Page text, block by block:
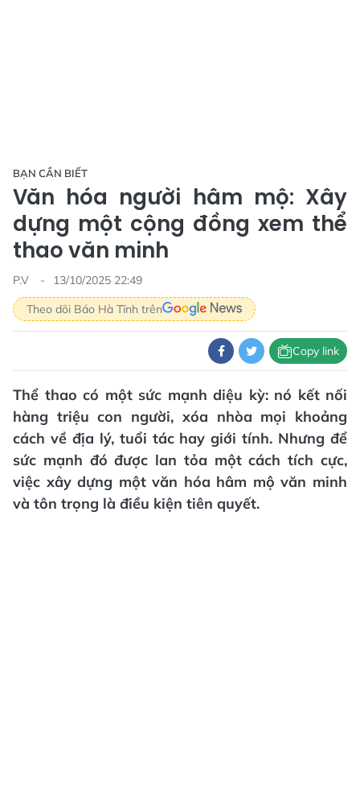
BẠN CẦN BIẾT
Văn hóa người hâm mộ: Xây
dựng một cộng đồng xem thể
thao văn minh
P.V
13/10/2025 22:49
Theo dõi Báo Hà Tĩnh trên
Copy link
Thể thao có một sức mạnh diệu kỳ: nó kết nối
hàng triệu con người, xóa nhòa mọi khoảng
cách về địa lý, tuổi tác hay giới tính. Nhưng để
sức mạnh đó được lan tỏa một cách tích cực,
việc xây dựng một văn hóa hâm mộ văn minh
và tôn trọng là điều kiện tiên quyết.